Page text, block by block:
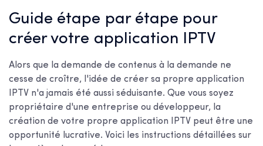
Guide étape par étape pour
créer votre application IPTV
Alors que la demande de contenus à la demande ne
cesse de croître, l'idée de créer sa propre application
IPTV n'a jamais été aussi séduisante. Que vous soyez
propriétaire d'une entreprise ou développeur, la
création de votre propre application IPTV peut être une
opportunité lucrative. Voici les instructions détaillées sur